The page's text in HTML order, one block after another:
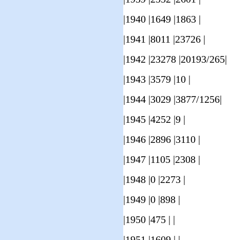
|1940 |1649 |1863 |
|1941 |8011 |23726 |
|1942 |23278 |20193/265|
|1943 |3579 |10 |
|1944 |3029 |3877/1256|
|1945 |4252 |9 |
|1946 |2896 |3110 |
|1947 |1105 |2308 |
|1948 |0 |2273 |
|1949 |0 |898 |
|1950 |475 | |